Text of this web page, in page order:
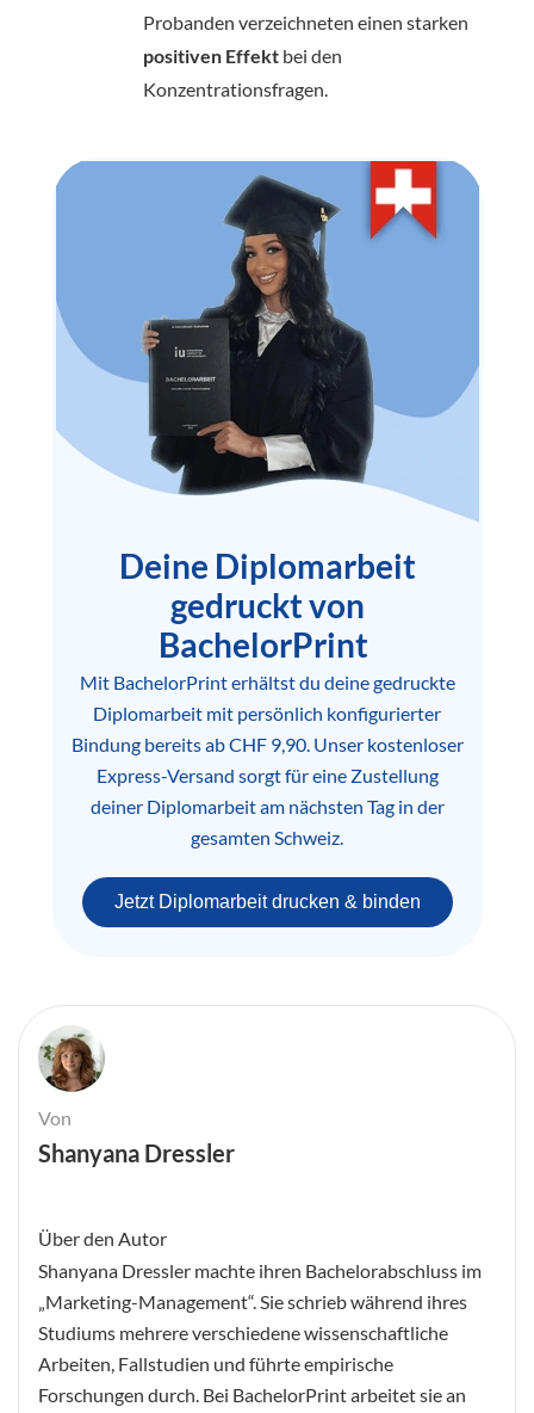
Probanden verzeichneten einen starken
positiven Effekt bei den
Konzentrationsfragen.
Deine Diplomarbeit
gedruckt von
BachelorPrint
Mit BachelorPrint erhältst du deine gedruckte
Diplomarbeit mit persönlich konfigurierter
Bindung bereits ab CHF 9,90. Unser kostenloser
Express-Versand sorgt für eine Zustellung
deiner Diplomarbeit am nächsten Tag in der
gesamten Schweiz.
Jetzt Diplomarbeit drucken & binden
Von
Shanyana Dressler
Über den Autor
Shanyana Dressler machte ihren Bachelorabschluss im
„Marketing-Management“. Sie schrieb während ihres
Studiums mehrere verschiedene wissenschaftliche
Arbeiten, Fallstudien und führte empirische
Forschungen durch. Bei BachelorPrint arbeitet sie an